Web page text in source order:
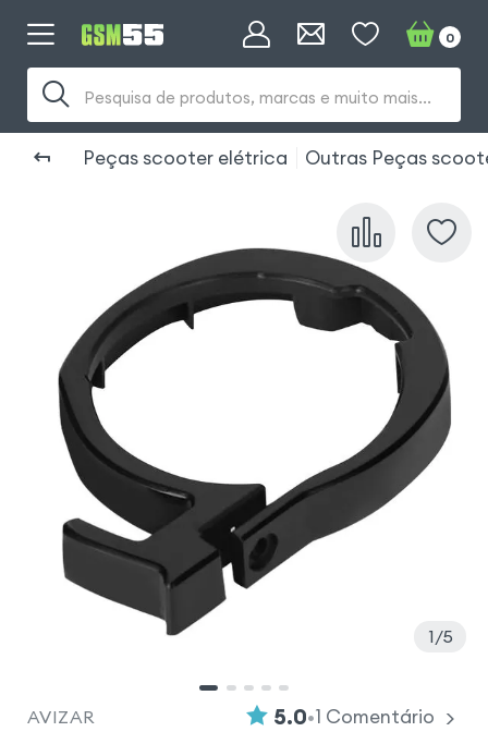
Pesquisa de produtos, marcas e muito mais...
0
Peças scooter elétrica Outras Peças
1 5
AVIZAR 5.0•1 Comentário